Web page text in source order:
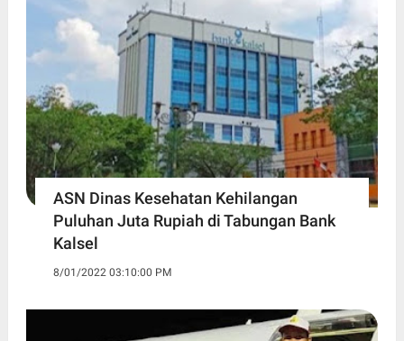
ASN Dinas Kesehatan Kehilangan
Puluhan Juta Rupiah di Tabungan Bank
Kalsel
8/01/2022 03:10:00 PM